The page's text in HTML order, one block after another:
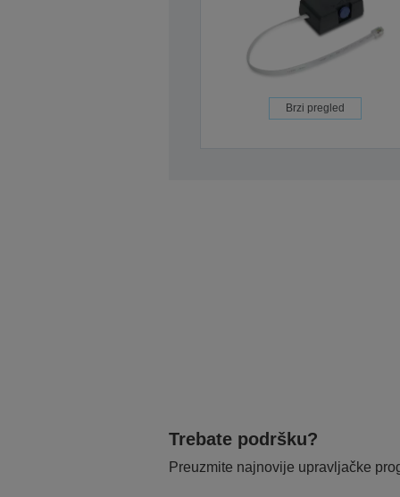
Brzi pregled
Trebate podršku?
Preuzmite najnovije upravljačke